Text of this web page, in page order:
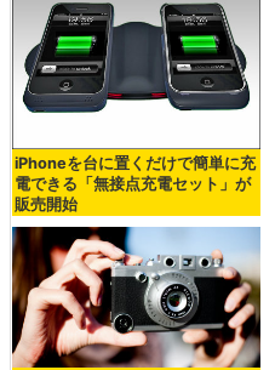
iPhoneを台に置くだけで簡単に充
電できる「無接点充電セット」が
販売開始